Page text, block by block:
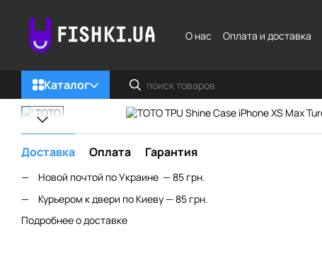
О нас
Оплата и доставка
Каталог
Доставка Оплата Гарантия
Новой почтой по Украине — 85 грн.
Курьером к двери по Киеву — 85 грн.
Подробнее о доставке